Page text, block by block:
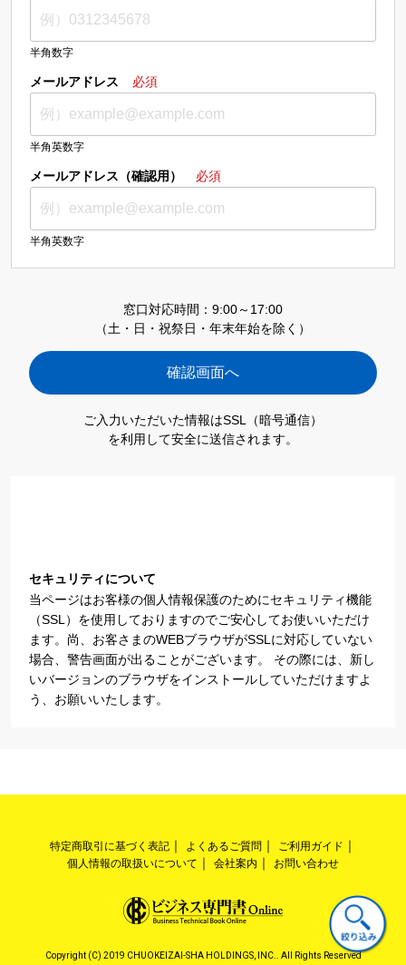
半角数字
メールアドレス 必須
半角英数字
メールアドレス（確認用） 必須
半角英数字
窓口対応時間：9:00～17:00
（土・日・祝祭日・年末年始を除く）
ご入力いただいた情報はSSL（暗号通信）
を利用して安全に送信されます。
セキュリティについて
当ページはお客様の個人情報保護のためにセキュリティ機能
（SSL）を使用しておりますのでご安心してお使いいただけ
ます。尚、お客さまのWEBブラウザがSSLに対応していない
場合、警告画面が出ることがございます。 その際には、新し
いバージョンのブラウザをインストールしていただけますよ
う、お願いいたします。
特定商取引に基づく表記 よくあるご質問
ご利用ガイド
個人情報の取扱いについて
会社案内 お問い合わせ
Copyright (C) 2019 CHUOKEIZAI-SHA HOLDINGS, INC.. All Rights Reserved